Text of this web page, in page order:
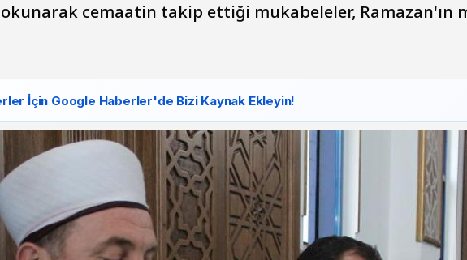
cemaatin takip ettiği mukabeleler,
İçin Google Haberler'de Bizi Kaynak Ekleyin!